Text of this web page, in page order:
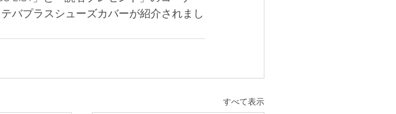
バプラスシューズカバーが紹介されまし
すべて表示